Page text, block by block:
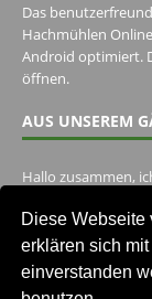
Diese
erklären sich
einverstanden
Das
Hachmühlen
Android optimiert.
öffnen.
AUS UNSEREM
Hallo zusammen,
Ich habe ein Jahr
Unser Gästebuch